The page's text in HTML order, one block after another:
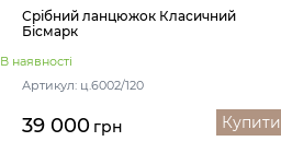
Срібний ланцюжок Класичний
Бісмарк
В наявності
Артикул: ц.6002/120
39 000 грн Купити